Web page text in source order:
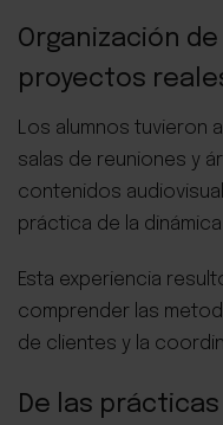
Organización
proyectos
Los alumnos tuvieron
salas de reuniones y
contenidos
práctica de la
Esta experiencia
comprender las
de clientes y la
De las